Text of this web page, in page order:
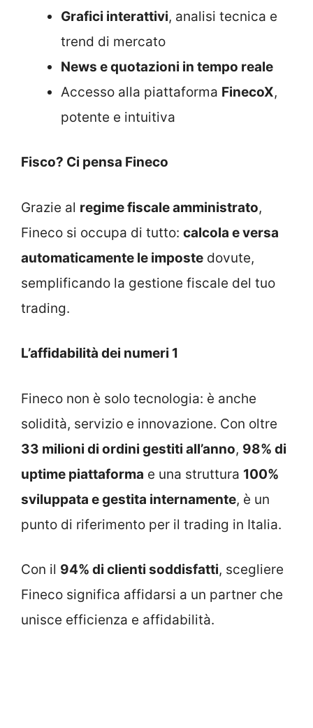
Grafici interattivi, analisi tecnica e
trend di mercato
News e quotazioni in tempo reale
Accesso alla piattaforma FinecoX,
potente e intuitiva
Fisco? Ci pensa Fineco
Grazie al regime fiscale amministrato,
Fineco si occupa di tutto: calcola e versa
automaticamente le imposte dovute,
semplificando la gestione fiscale del tuo
trading.
L’affidabilità dei numeri 1
Fineco non è solo tecnologia: è anche
solidità, servizio e innovazione. Con oltre
33 milioni di ordini gestiti all’anno, 98% di
uptime piattaforma e una struttura 100%
sviluppata e gestita internamente, è un
punto di riferimento per il trading in Italia.
Con il 94% di clienti soddisfatti, scegliere
Fineco significa affidarsi a un partner che
unisce efficienza e affidabilità.